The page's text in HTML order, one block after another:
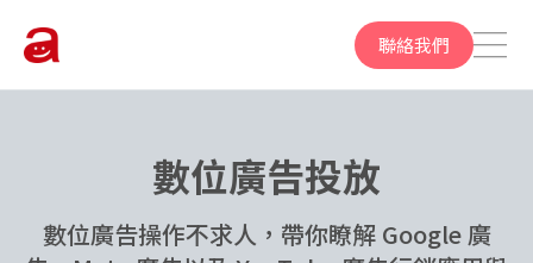
聯絡我們
數位廣告投放
數位廣告操作不求人，帶你瞭解 Google 廣